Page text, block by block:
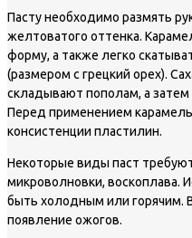
Пасту необходимо размять
желтоватого оттенка.
форму, а также легко
(размером с грецкий орех).
складывают пополам, а затем
Перед применением
консистенции пластилин.
Некоторые виды паст
микроволновки, воскоплава.
быть холодным или горячим.
появление ожогов.